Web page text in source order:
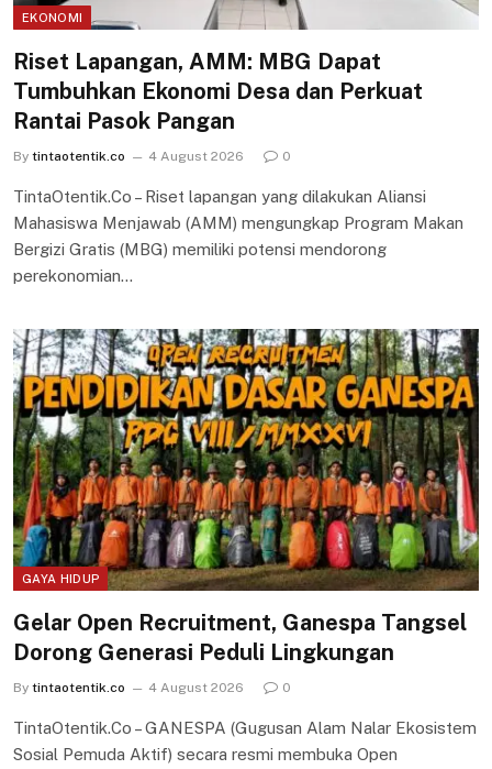
EKONOMI
Riset Lapangan, AMM: MBG Dapat
Tumbuhkan Ekonomi Desa dan Perkuat
Rantai Pasok Pangan
By tintaotentik.co 4 August 2026 0
TintaOtentik.Co – Riset lapangan yang dilakukan Aliansi
Mahasiswa Menjawab (AMM) mengungkap Program Makan
Bergizi Gratis (MBG) memiliki potensi mendorong
perekonomian…
GAYA HIDUP
Gelar Open Recruitment, Ganespa Tangsel
Dorong Generasi Peduli Lingkungan
By tintaotentik.co 4 August 2026 0
TintaOtentik.Co – GANESPA (Gugusan Alam Nalar Ekosistem
Sosial Pemuda Aktif) secara resmi membuka Open